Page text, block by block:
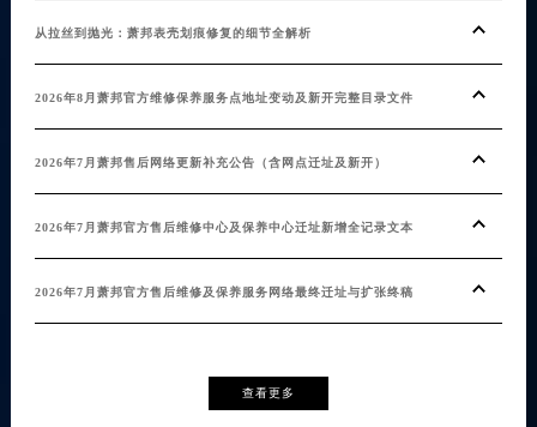
从拉丝到抛光：萧邦表壳划痕修复的细节全解析
2026年8月萧邦官方维修保养服务点地址变动及新开完整目录文件
2026年7月萧邦售后网络更新补充公告（含网点迁址及新开）
2026年7月萧邦官方售后维修中心及保养中心迁址新增全记录文本
2026年7月萧邦官方售后维修及保养服务网络最终迁址与扩张终稿
查看更多